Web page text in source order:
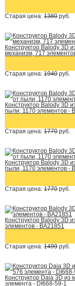
Старая цена: 1380 руб.
Конструктор Balody 3D
механизм, 717
Старая цена: 1940 руб.
Конструктор Balody 3D
пыли, 1170 элементов -
Старая цена: 1770 руб.
Конструктор Balody 3D
пыли, 1170 элементов -
Старая цена: 1770 руб.
Конструктор Balody 3D
элементов - BA21851
Старая цена: 1499 руб.
Конструктор Daia 3D
элемента - DI668-59-1